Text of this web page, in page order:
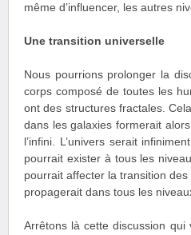
même d’influencer, les autres
Une transition universelle
Nous pourrions prolonger la
corps composé de toutes les
ont des structures fractales.
dans les galaxies formerait
l’infini. L’univers serait
pourrait exister à tous les
pourrait affecter la transition
propagerait dans tous les
Arrêtons là cette discussion qui